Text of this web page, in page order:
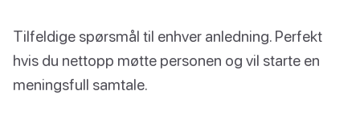
Tilfeldige spørsmål til enhver anledning. Perfekt
hvis du nettopp møtte personen og vil starte en
meningsfull samtale.